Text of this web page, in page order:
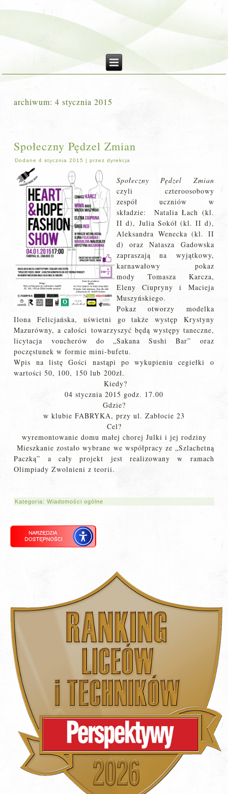
archiwum:4 stycznia 2015
Społeczny Pędzel Zmian
Dodane 4 stycznia 2015 |przez dyrekcja
Społeczny Pędzel Zmian
czyli czteroosobowy
zespół uczniów w
składzie: Natalia Łach (kl.
II d), Julia Sokół (kl. II d),
Aleksandra Wenecka (kl. II
d) oraz Natasza Gadowska
zapraszają na wyjątkowy,
karnawałowy pokaz
mody Tomasza Karcza,
Eleny Ciupryny i Macieja
Muszyńskiego.
Pokaz otworzy modelka
Ilona Felicjańska, uświetni go także występ Krystyny
Mazurówny, a całości towarzyszyć będą występy taneczne,
licytacja voucherów do „Sakana Sushi Bar” oraz
poczęstunek w formie mini-bufetu.
Wpis na listę Gości nastąpi po wykupieniu cegiełki o
wartości 50, 100, 150 lub 200zł.
Kiedy?
04 stycznia 2015 godz. 17.00
Gdzie?
w klubie FABRYKA, przy ul. Zabłocie 23
Cel?
wyremontowanie domu małej chorej Julki i jej rodziny
Mieszkanie zostało wybrane we współpracy ze „Szlachetną
Paczką” a cały projekt jest realizowany w ramach
Olimpiady Zwolnieni z teorii.
Kategoria:Wiadomości ogólne